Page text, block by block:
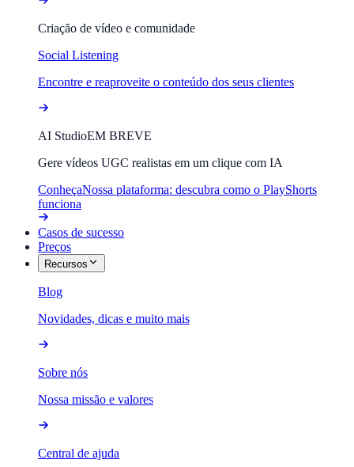
Criação de vídeo e comunidade
Social Listening
Encontre e reaproveite o conteúdo dos seus clientes
AI StudioEM BREVE
Gere vídeos UGC realistas em um clique com IA
ConheçaNossa plataforma: descubra como o PlayShorts
funciona
Casos de sucesso
Preços
Recursos
Blog
Novidades, dicas e muito mais
Sobre nós
Nossa missão e valores
Central de ajuda